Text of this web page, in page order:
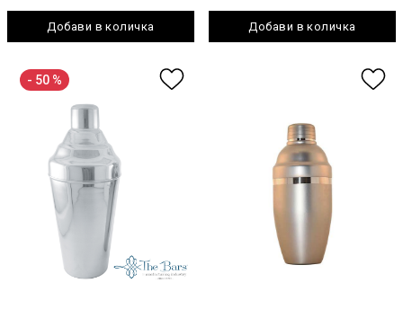
Добави в количка Добави в количка
- 50 %